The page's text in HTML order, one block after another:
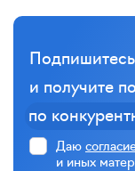
и получите
по
Даю
и иных